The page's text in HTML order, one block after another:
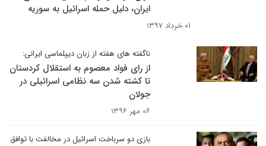
ایران، دلیل حمله اسرائیل به سوریه
۰۱ خرداد ۱۳۹۷
ناگفته های هفته از زبان دیپلماسی ایرانی:
از رای فواد معصوم به استقلال کردستان
تا کشته شدن سه نظامی اسرائیلی در
جولان
۰۶ مهر ۱۳۹۶
بازی دو سرباخت اسرائیل در مخالفت با توافق